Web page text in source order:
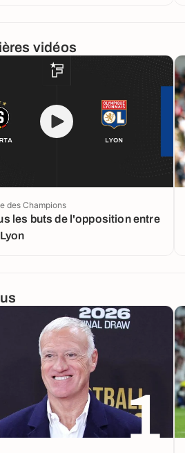
vidéos
les buts de l'opposition entre
des Champions
1